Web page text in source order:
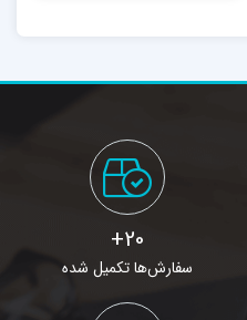
20+
سفارش‌ها تکمیل شده